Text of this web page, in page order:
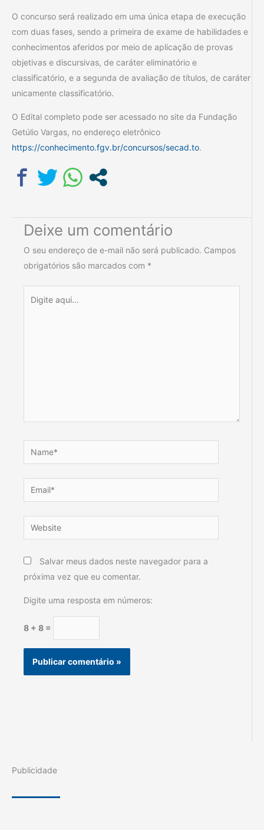
O concurso será realizado em uma única etapa de execução
com duas fases, sendo a primeira de exame de habilidades e
conhecimentos aferidos por meio de aplicação de provas
objetivas e discursivas, de caráter eliminatório e
classificatório, e a segunda de avaliação de títulos, de caráter
unicamente classificatório.
O Edital completo pode ser acessado no site da Fundação
Getúlio Vargas, no endereço eletrônico
https://conhecimento.fgv.br/concursos/secad.to.
Deixe um comentário
O seu endereço de e-mail não será publicado. Campos
obrigatórios são marcados com *
aqui...
Name*
Email*
Website
Salvar meus dados neste navegador para a
próxima vez que eu comentar.
Digite uma resposta em números:
8 + 8 =
Publicidade